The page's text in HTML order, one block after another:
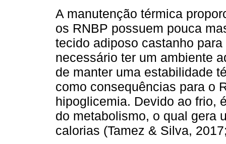
A manutenção térmica
os RNBP possuem pouca
tecido adiposo castanho
necessário ter um ambiente
de manter uma estabilidade
como consequências para o
hipoglicemia. Devido ao frio,
do metabolismo, o qual gera
calorias (Tamez & Silva,